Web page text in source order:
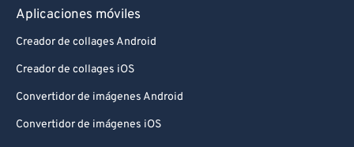
Aplicaciones móviles
Creador de collages Android
Creador de collages iOS
Convertidor de imágenes Android
Convertidor de imágenes iOS